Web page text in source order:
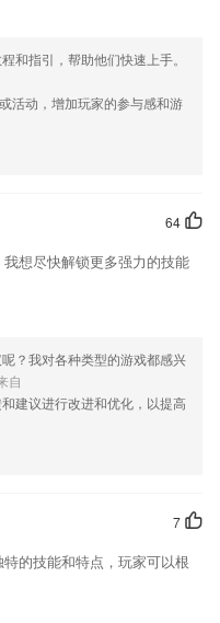
欢这款软件，您可以到应用商
和指引，帮助他们快速上手。
活动，增加玩家的参与感和游
64
想尽快解锁更多强力的技能
？我对各种类型的游戏都感兴
自
建议进行改进和优化，以提高
7
的技能和特点，玩家可以根